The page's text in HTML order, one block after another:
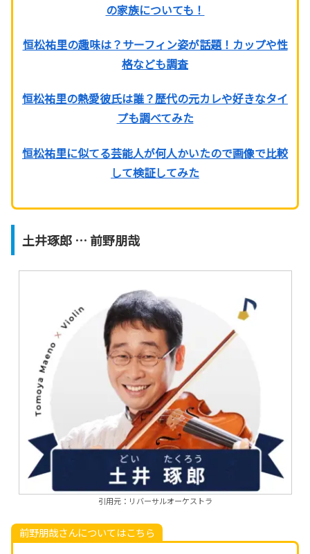
の家族についても！
恒松祐里の趣味は？サーフィン姿が話題！カップや性
格なども調査
恒松祐里の熱愛彼氏は誰？歴代の元カレや好きなタイ
プも調べてみた
恒松祐里に似てる芸能人が何人かいたので画像で比較
して検証してみた
土井琢郎 … 前野朋哉
引用元：リバーサルオーケストラ
前野朋哉さんについてはこちら